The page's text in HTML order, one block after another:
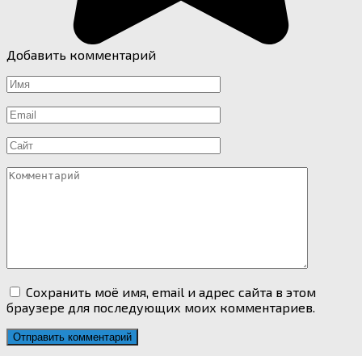
Добавить комментарий
Имя
*
Email
*
Сайт
Комментарий
Сохранить моё имя, email и адрес сайта в этом
браузере для последующих моих комментариев.